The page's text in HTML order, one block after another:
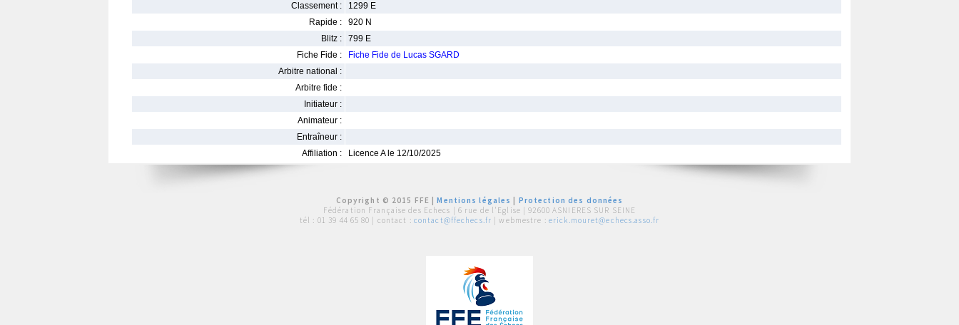
Classement :
1299 E
Rapide :
920 N
Blitz :
799 E
Fiche Fide :
Fiche Fide de Lucas SGARD
Arbitre national :
Arbitre fide :
Initiateur :
Animateur :
Entraîneur :
Affiliation :
Licence A le 12/10/2025
Copyright © 2015 FFE |Mentions légales
Protection des données
Fédération Française des Echecs | 6 rue de l'Eglise | 92600 ASNIERES SUR SEINE
tél : 01 39 44 65 80 | contact : contact@ffechecs.fr | webmestre : erick.mouret@echecs.asso.fr